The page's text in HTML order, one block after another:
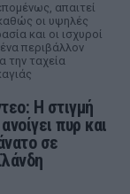
απαιτεί
οι υψηλές
και οι ισχυροί
περιβάλλον
την ταχεία
Η στιγμή
πυρ και
σε